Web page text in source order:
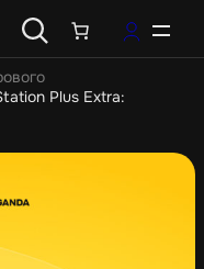
Plus Extra: